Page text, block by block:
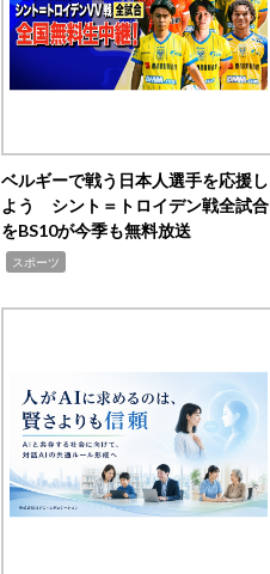
ベルギーで戦う日本人選手を応援し
よう シント＝トロイデン戦全試合
をBS10が今季も無料放送
スポーツ